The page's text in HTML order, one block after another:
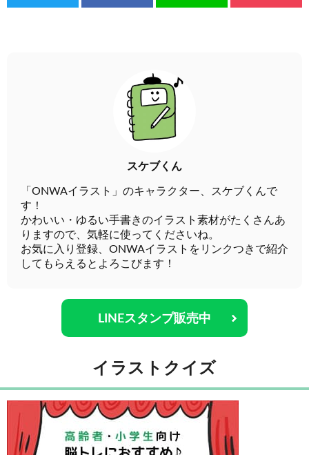
スケブくん
「ONWAイラスト」のキャラクター、スケブくんで
す！
かわいい・ゆるい手書きのイラスト素材がたくさんあ
りますので、気軽に使ってくださいね。
お気に入り登録、ONWAイラストをリンクつきで紹介
してもらえるとよろこびます！
LINEスタンプ販売中
イラストクイズ